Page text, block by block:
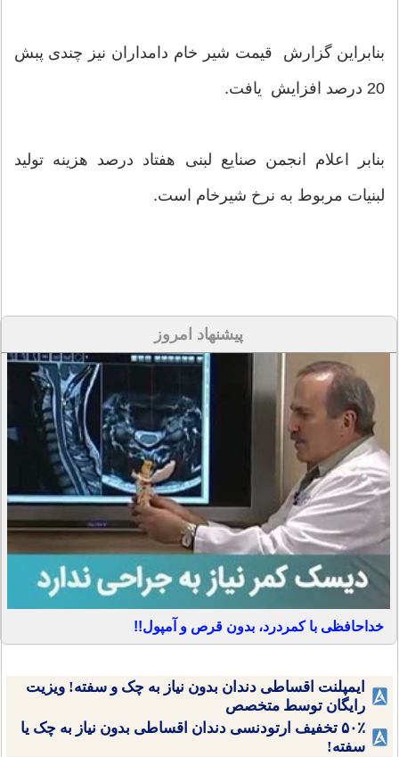
بنابراین گزارش قیمت شیر خام دامداران نیز چندی پبش
20 درصد افزایش یافت.
بنابر اعلام انجمن صنایع لبنی هفتاد درصد هزینه تولید
لبنیات مربوط به نرخ شیرخام است.
پیشنهاد امروز
خداحافظی با کمردرد، بدون قرص و آمپول!!
ایمپلنت اقساطی دندان بدون نیاز به چک و سفته! ویزیت
رایگان توسط متخصص
۵۰٪ تخفیف ارتودنسی دندان اقساطی بدون نیاز به چک یا
سفته!